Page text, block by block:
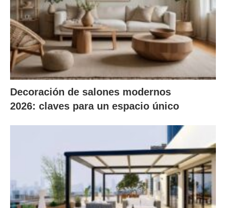
Decoración de salones modernos
2026: claves para un espacio único